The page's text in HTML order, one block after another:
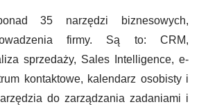
35 narzędzi biznesowych,
firmy. Są to: CRM,
sprzedaży, Sales Intelligence, e-
kontaktowe, kalendarz osobisty i
do zarządzania zadaniami i